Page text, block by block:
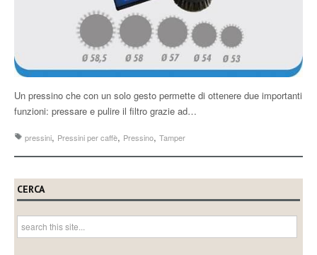
Un pressino che con un solo gesto permette di ottenere due importanti
funzioni: pressare e pulire il filtro grazie ad…
pressini, Pressini per caffè, Pressino, Tamper
CERCA